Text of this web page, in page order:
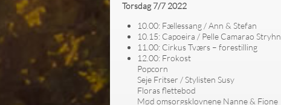
Torsdag 7/7 2022
10.00: Fællessang / Ann & Stefan
10.15: Capoeira / Pelle Camarao Stryhn
11.00: Cirkus Tværs – forestilling
12.00: Frokost
Popcorn
Seje Fritser / Stylisten Susy
Floras flettebod
Mød omsorgsklovnene Nanne & Fione